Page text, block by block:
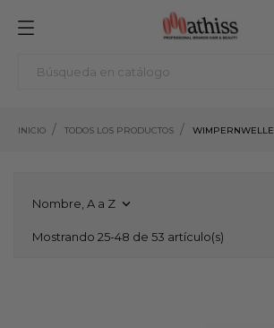
INICIO TODOS LOS PRODUCTOS WIMPERNWELLE
Nombre, A a Z 
Mostrando 25-48 de 53 artículo(s)